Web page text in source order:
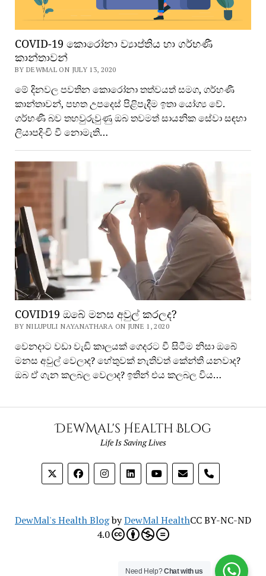
COVID-19 කොරෝනා ව්‍යාප්තිය හා ගර්භණී
කාන්තාවන්
BY DEWMAL ON JULY 13, 2020
මේ දිනවල පවතින කොරෝනා තත්වයත් සමග, ගර්හණී
කාන්තාවන්, පහත උපදෙස් පිළිපැදීම ඉතා යෝග්‍ය වේ.
ගර්භණී බව තහවුරුවුණු ඔබ තවමත් සායනික සේවා සඳහා
ලියාපදිංචි වී නොමැති…
COVID19 ඔබේ මනස අවුල් කරලද?
BY NILUPULI NAYANATHARA ON JUNE 1, 2020
වෙනදාට වඩා වැඩි කාලයක් ගෙදරට වී සිටීම නිසා ඔබේ
මනස අවුල් වෙලාද? හේතුවක් නැතිවත් කේන්ති යනවාද?
ඔබ ඒ ගැන කලබල වෙලාද? ඉතින් එය කලබල විය…
DewMal's Health Blog
Life Is Saving Lives
DewMal's Health BlogbyDewMal HealthCC BY-NC-ND
4.0
Need Help?Chat with us